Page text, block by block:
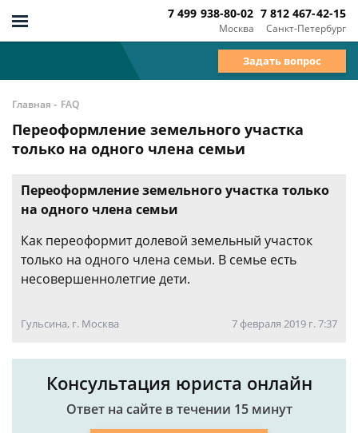
Москва
7 499 938-80-02
Санкт-Петербург
7 812 467-42-15
Задать вопрос
Главная - FAQ
Переоформление земельного участка
только на одного члена семьи
Переоформление земельного участка только
на одного члена семьи
Как переоформит долевой земельный участок
только на одного члена семьи. В семье есть
несовершеннолетгие дети.
Гульсина, г. Москва 7 февраля 2019 г. 7:37
Консультация юриста онлайн
Ответ на сайте в течении 15 минут